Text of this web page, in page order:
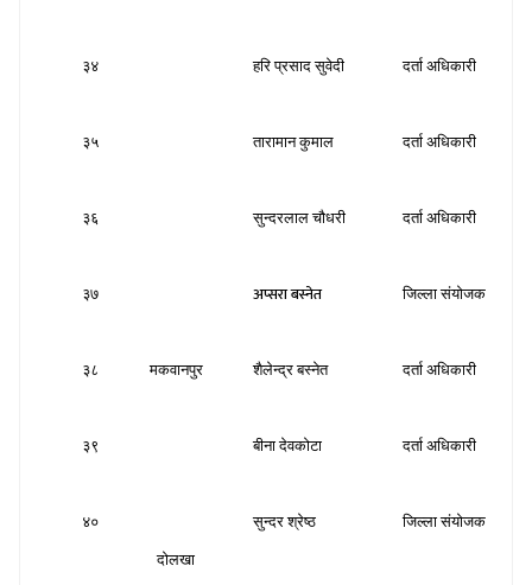
३४ हरि प्रसाद सुवेदी दर्ता अधिकारी
३५ तारामान कुमाल दर्ता अधिकारी
३६ सुन्दरलाल चौधरी दर्ता अधिकारी
३७
मकवानपुर
अप्सरा बस्नेत जिल्ला संयोजक
३८ शैलेन्द्र बस्नेत दर्ता अधिकारी
३९ बीना देवकोटा दर्ता अधिकारी
४०
दोलखा
सुन्दर श्रेष्ठ जिल्ला संयोजक